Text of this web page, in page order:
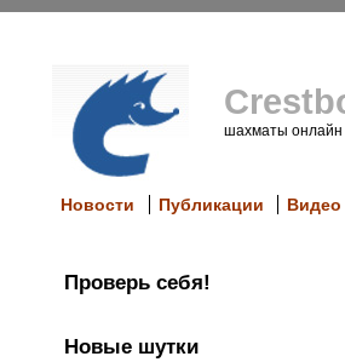
шахматы онлайн
Новости Публикации Видео
Проверь себя!
Новые шутки